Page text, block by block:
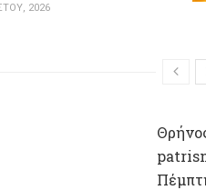
2026